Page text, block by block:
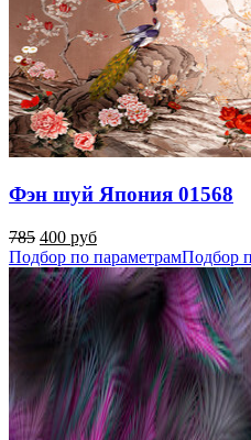
Фэн шуй Япония 01568
785 400 руб
Подбор по параметрамПодбор